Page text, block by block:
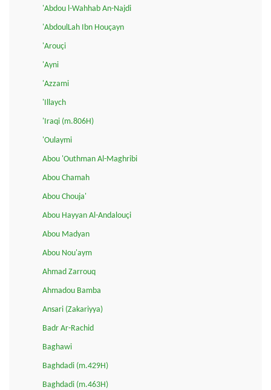
'Abdou l-Wahhab An-Najdi
'AbdoulLah Ibn Houçayn
'Arouçi
'Ayni
'Azzami
'Illaych
'Iraqi (m.806H)
'Oulaymi
Abou 'Outhman Al-Maghribi
Abou Chamah
Abou Chouja'
Abou Hayyan Al-Andalouçi
Abou Madyan
Abou Nou'aym
Ahmad Zarrouq
Ahmadou Bamba
Ansari (Zakariyya)
Badr Ar-Rachid
Baghawi
Baghdadi (m.429H)
Baghdadi (m.463H)